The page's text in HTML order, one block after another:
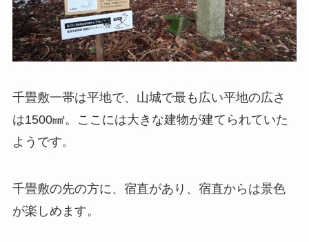
千畳敷一帯は平地で、山城で最も広い平地の広さ
は1500㎟。ここには大きな建物が建てられていた
ようです。
千畳敷の先の方に、宿直があり、宿直からは景色
が楽しめます。